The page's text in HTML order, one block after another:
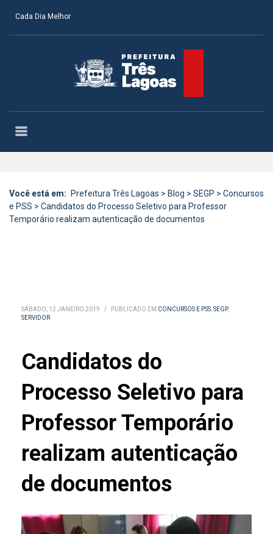
Cada Dia Melhor
Você está em: Prefeitura Três Lagoas > Blog > SEGP > Concursos
e PSS > Candidatos do Processo Seletivo para Professor
Temporário realizam autenticação de documentos
SÁBADO, 12 JANEIRO 2019 / PUBLICADO EM CONCURSOS E PSS,SEGP,
SERVIDOR
Candidatos do
Processo Seletivo para
Professor Temporário
realizam autenticação
de documentos